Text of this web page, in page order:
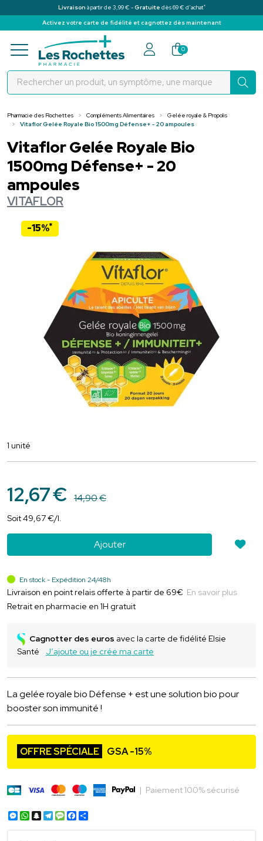
Livraison à partir de 3,99 € -Gratuite dès 69 € d’achat*
Activez votre carte de fidélité et cagnottez dès maintenant
Pharmacie des Rochettes Votre
0
Pharmacie des Rochettes Compléments Alimentaires
Gelée royale & Propolis
Vitaflor Gelée Royale Bio 1500mg Défense+ - 20 ampoules
Vitaflor Gelée Royale Bio
1500mg Défense+ - 20
ampoules
VITAFLOR
-15%*
1 unité
12,67€ 14,90€
Soit49,67€/l.
Ajouter
En stock - Expédition 24/48h
Livraison en point relais offerte à partir de 69€ En savoir plus
Retrait en pharmacie en 1H gratuit
Cagnotter des euros avec la carte de fidélité Elsie
Santé
J’ajoute ou je crée ma carte
La gelée royale bio Défense + est une solution bio pour
booster son immunité !
OFFRE SPÉCIALE GSA -15%
| Paiement 100% sécurisé
Messenger
WhatsApp
Snapchat
Telegram
Message
Facebook